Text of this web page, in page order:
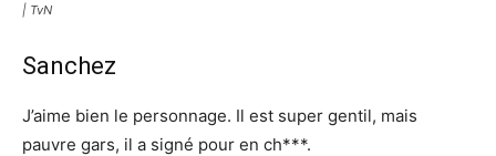
| TvN
Sanchez
J’aime bien le personnage. Il est super gentil, mais
pauvre gars, il a signé pour en ch***.